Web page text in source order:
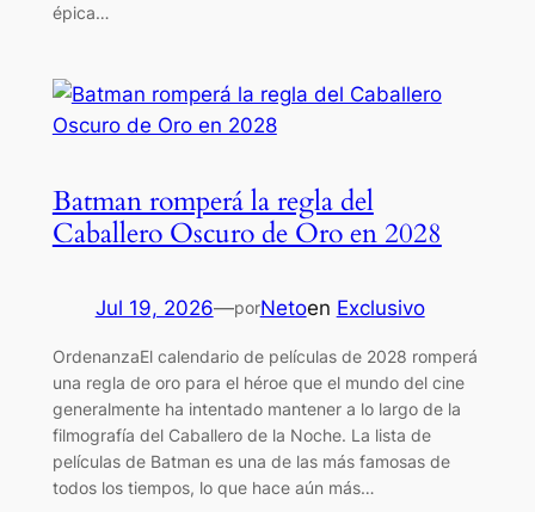
épica…
Batman romperá la regla del
Caballero Oscuro de Oro en 2028
Jul 19, 2026—porNetoen Exclusivo
OrdenanzaEl calendario de películas de 2028 romperá
una regla de oro para el héroe que el mundo del cine
generalmente ha intentado mantener a lo largo de la
filmografía del Caballero de la Noche. La lista de
películas de Batman es una de las más famosas de
todos los tiempos, lo que hace aún más…